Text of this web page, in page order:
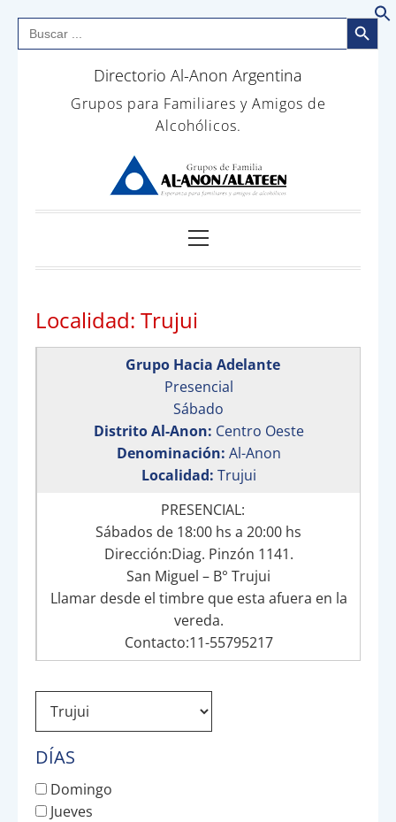
Buscar: Botón de
contenido
Directorio Al-Anon Argentina
Grupos para Familiares y Amigos de
Alcohólicos.
principal
Localidad: Trujui
Grupo Hacia Adelante
Presencial
Sábado
Distrito Al-Anon: Centro Oeste
Denominación: Al-Anon
Localidad: Trujui
PRESENCIAL:
Sábados de 18:00 hs a 20:00 hs
Dirección:Diag. Pinzón 1141.
San Miguel – B° Trujui
Llamar desde el timbre que esta afuera en la
vereda.
Contacto:11-55795217
DÍAS
Domingo
Jueves